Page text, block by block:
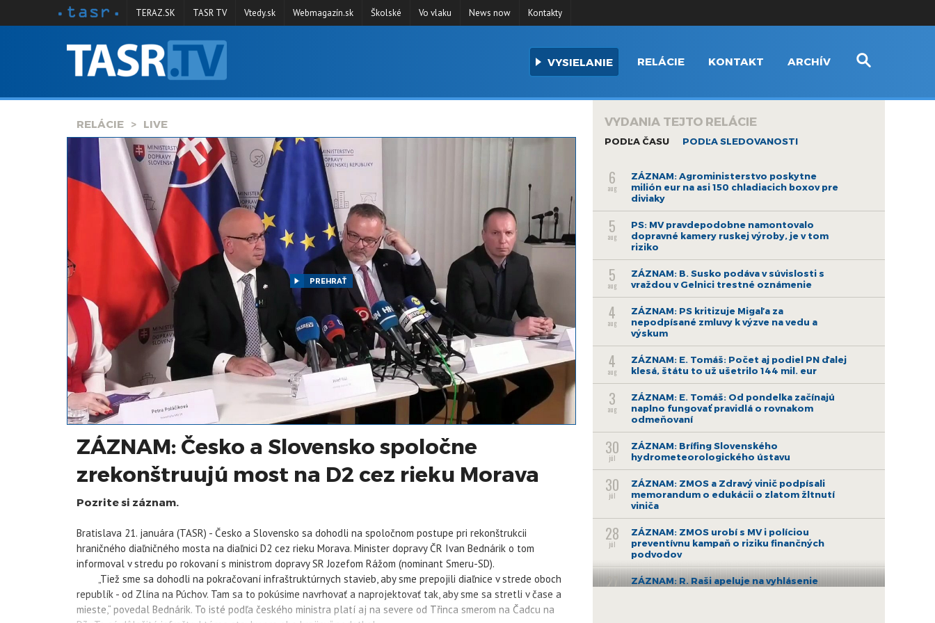
SPRAVODAJSTVO
ARCHÍV
TERAZ.SK TASR TV Vtedy.sk Webmagazín.sk Školské Vo vlaku News now Kontakty
VYSIELANIE RELÁCIE KONTAKT ARCHÍV
RELÁCIE LIVE
PREHRAŤ
ZÁZNAM: Česko a Slovensko spoločne
zrekonštruujú most na D2 cez rieku Morava
Pozrite si záznam.
Bratislava 21. januára (TASR) - Česko a Slovensko sa dohodli na spoločnom postupe pri rekonštrukcii
hraničného diaľničného mosta na diaľnici D2 cez rieku Morava. Minister dopravy ČR Ivan Bednárik o tom
informoval v stredu po rokovaní s ministrom dopravy SR Jozefom Rážom (nominant Smeru-SD).
„Tiež sme sa dohodli na pokračovaní infraštruktúrnych stavieb, aby sme prepojili diaľnice v strede oboch
republík - od Zlína na Púchov. Tam sa to pokúsime navrhovať a naprojektovať tak, aby sme sa stretli v čase a
mieste,“ povedal Bednárik. To isté podľa českého ministra platí aj na severe od Třinca smerom na Čadcu na
VYDANIA TEJTO RELÁCIE
PODĽA ČASU PODĽA SLEDOVANOSTI
6
aug
ZÁZNAM: Agroministerstvo poskytne
milión eur na asi 150 chladiacich boxov pre
diviaky
5
aug
PS: MV pravdepodobne namontovalo
dopravné kamery ruskej výroby, je v tom
riziko
5
aug
ZÁZNAM: B. Susko podáva v súvislosti s
vraždou v Gelnici trestné oznámenie
4
aug
ZÁZNAM: PS kritizuje Migaľa za
nepodpísané zmluvy k výzve na vedu a
výskum
4
aug
ZÁZNAM: E. Tomáš: Počet aj podiel PN ďalej
klesá, štátu to už ušetrilo 144 mil. eur
3
aug
ZÁZNAM: E. Tomáš: Od pondelka začínajú
naplno fungovať pravidlá o rovnakom
odmeňovaní
30
júl
ZÁZNAM: Brífing Slovenského
hydrometeorologického ústavu
30
júl
ZÁZNAM: ZMOS a Zdravý vinič podpísali
memorandum o edukácii o zlatom žltnutí
viniča
28
júl
ZÁZNAM: ZMOS urobí s MV i políciou
preventívnu kampaň o riziku finančných
podvodov
27
ZÁZNAM: R. Raši apeluje na vyhlásenie